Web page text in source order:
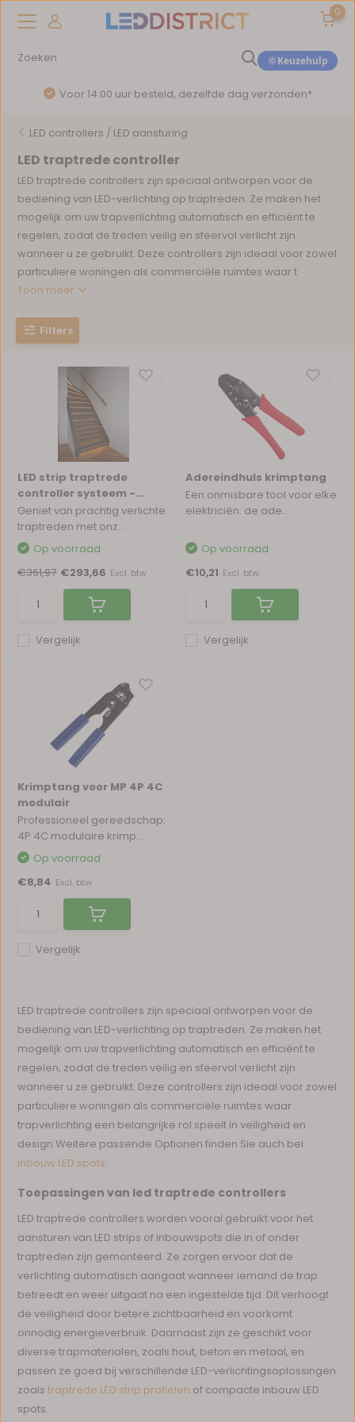
0
Keuzehulp
Voor 14:00 uur besteld, dezelfde dag verzonden*
LED controllers / LED aansturing
LED traptrede controller
LED traptrede controllers zijn speciaal ontworpen voor de
bediening van LED-verlichting op traptreden. Ze maken het
mogelijk om uw trapverlichting automatisch en efficiënt te
regelen, zodat de treden veilig en sfeervol verlicht zijn
wanneer u ze gebruikt. Deze controllers zijn ideaal voor zowel
particuliere woningen als commerciële ruimtes waar t
Toon meer
Filters
LED strip traptrede
controller systeem -...
Geniet van prachtig verlichte
traptreden met onz...
Vergelijk
Op voorraad
€361,97 €293,66 Excl. btw
Adereindhuls krimptang
Een onmisbare tool voor elke
elektriciën: de ade...
Vergelijk
Op voorraad
€10,21 Excl. btw
Krimptang voor MP 4P 4C
modulair
Professioneel gereedschap:
4P 4C modulaire krimp...
Vergelijk
Op voorraad
€8,84 Excl. btw
LED traptrede controllers zijn speciaal ontworpen voor de
bediening van LED-verlichting op traptreden. Ze maken het
mogelijk om uw trapverlichting automatisch en efficiënt te
regelen, zodat de treden veilig en sfeervol verlicht zijn
wanneer u ze gebruikt. Deze controllers zijn ideaal voor zowel
particuliere woningen als commerciële ruimtes waar
trapverlichting een belangrijke rol speelt in veiligheid en
design Weitere passende Optionen finden Sie auch bei
Inbouw LED spots.
Toepassingen van led traptrede controllers
LED traptrede controllers worden vooral gebruikt voor het
aansturen van LED strips of inbouwspots die in of onder
traptreden zijn gemonteerd. Ze zorgen ervoor dat de
verlichting automatisch aangaat wanneer iemand de trap
betreedt en weer uitgaat na een ingestelde tijd. Dit verhoogt
de veiligheid door betere zichtbaarheid en voorkomt
onnodig energieverbruik. Daarnaast zijn ze geschikt voor
diverse trapmaterialen, zoals hout, beton en metaal, en
passen ze goed bij verschillende LED-verlichtingsoplossingen
zoalstraptrede LED strip profielen of compacte inbouw LED
spots.